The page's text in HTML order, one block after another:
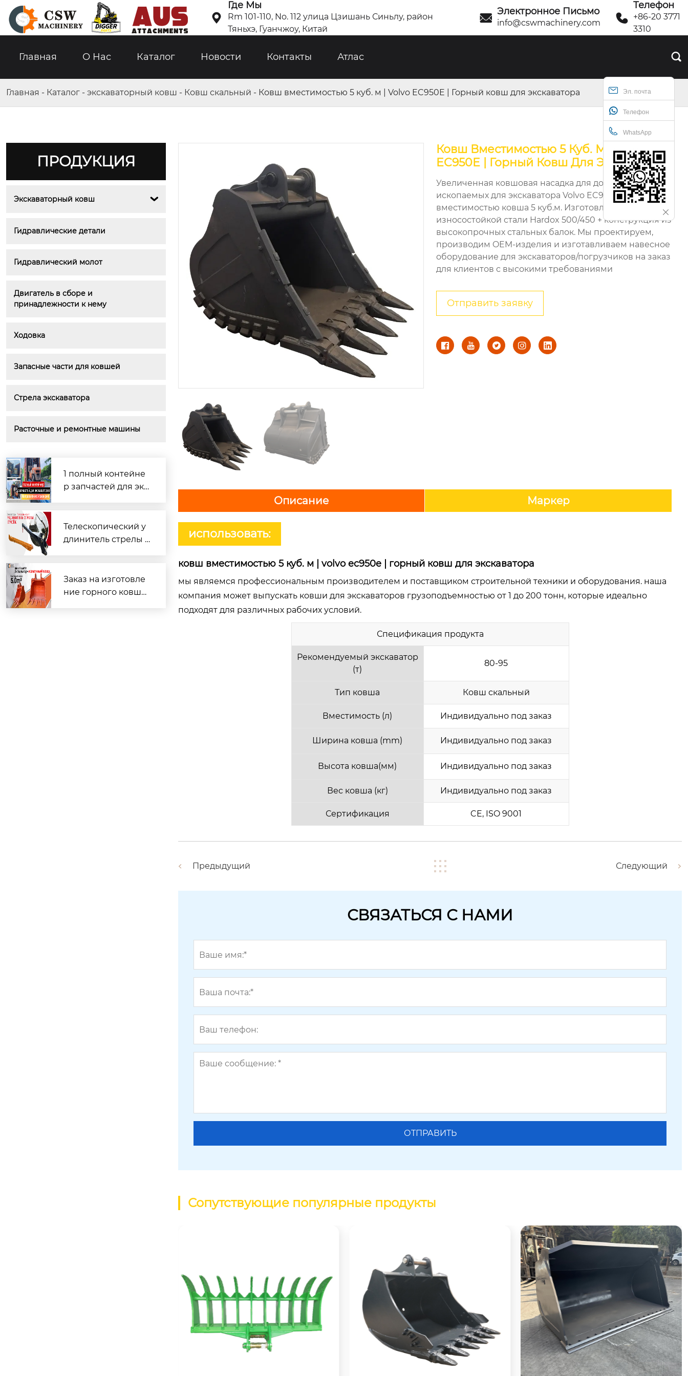

Где Мы
Rm 101-110, No. 112 улица Цзишань Синьлу, район
Тяньхэ, Гуанчжоу, Китай

Электронное Письмо
info@cswmachinery.com 
Телефон
+86-20 3771
3310
Главная О Hас Каталог Новости Контакты Атлас 
Эл. почта
Телефон
WhatsApp
Главная - Каталог - экскаваторный ковш - Ковш скальный - Ковш вместимостью 5 куб. м | Volvo EC950E | Горный ковш для экскаватора
ПРОДУКЦИЯ
Экскаваторный ковш 
Гидравлические детали
Гидравлический молот
Двигатель в сборе и
принадлежности к нему
Ходовка
Запасные части для ковшей
Стрела экскаватора
Расточные и ремонтные машины
1 полный контейне
р запчастей для экс
Телескопический у
длинитель стрелы э
Заказ на изготовле
ние горного ковша
Ковш Вместимостью 5 Куб. М | Volvo
EC950E | Горный Ковш Для Экскаватора
Увеличенная ковшовая насадка для добычи полезных
ископаемых для экскаватора Volvo EC950E с
вместимостью ковша 5 куб.м. Изготовлен из
износостойкой стали Hardox 500/450 + конструкция из
высокопрочных стальных балок. Мы проектируем,
производим OEM-изделия и изготавливаем навесное
оборудование для экскаваторов/погрузчиков на заказ
для клиентов с высокими требованиями
Отправить заявку
    
Описание Маркер
использовать:
ковш вместимостью 5 куб. м | volvo ec950e | горный ковш для экскаватора
мы являемся профессиональным производителем и поставщиком строительной техники и оборудования. наша
компания может выпускать ковши для экскаваторов грузоподъемностью от 1 до 200 тонн, которые идеально
подходят для различных рабочих условий.
Спецификация продукта
Рекомендуемый экскаватор
(т)
80-95
Тип ковша Ковш скальный
Вместимость (л) Индивидуально под заказ
Ширина ковша (mm) Индивидуально под заказ
Высота ковша(мм) Индивидуально под заказ
Вес ковша (кг) Индивидуально под заказ
Сертификация CE, ISO 9001
Предыдущий Следующий
СВЯЗАТЬСЯ С НАМИ
Сопутствующие популярные продукты